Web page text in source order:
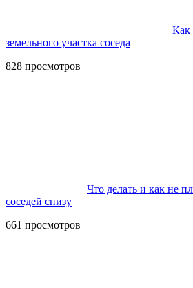
Как
земельного участка соседа
828 просмотров
Что делать и как не
соседей снизу
661 просмотров